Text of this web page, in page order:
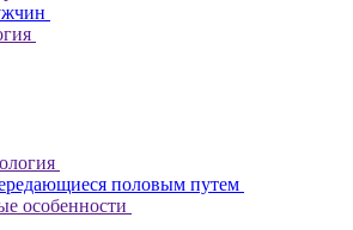
половым путем
особенности